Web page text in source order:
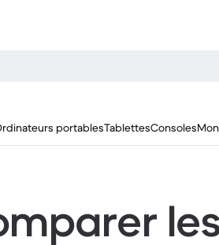
portablesTablettesConsoles